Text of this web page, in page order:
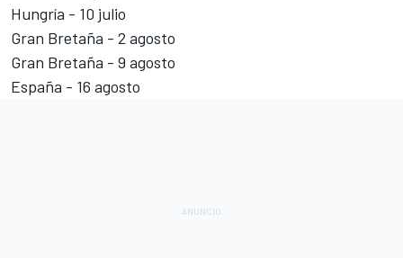
Hungría - 10 julio
Gran Bretaña - 2 agosto
Gran Bretaña - 9 agosto
España - 16 agosto